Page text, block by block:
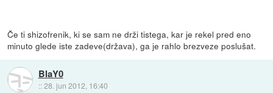
Če ti shizofrenik, ki se sam ne drži tistega, kar je rekel pred eno
minuto glede iste zadeve(država), ga je rahlo brezveze poslušat.
BlaY0
::28. jun 2012, 16:40